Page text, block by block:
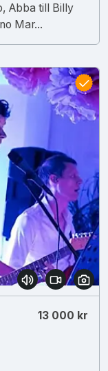
Abba till Billy
Mar...
13 000 kr